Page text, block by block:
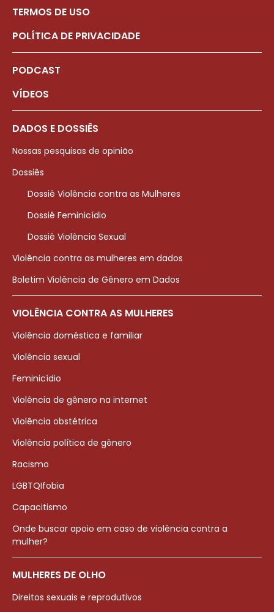
TERMOS DE USO
POLÍTICA DE PRIVACIDADE
PODCAST
VÍDEOS
DADOS E DOSSIÊS
Nossas pesquisas de opinião
Dossiês
Dossiê Violência contra as Mulheres
Dossiê Feminicídio
Dossiê Violência Sexual
Violência contra as mulheres em dados
Boletim Violência de Gênero em Dados
VIOLÊNCIA CONTRA AS MULHERES
Violência doméstica e familiar
Violência sexual
Feminicídio
Violência de gênero na internet
Violência obstétrica
Violência política de gênero
Racismo
LGBTQIfobia
Capacitismo
Onde buscar apoio em caso de violência contra a
mulher?
MULHERES DE OLHO
Direitos sexuais e reprodutivos